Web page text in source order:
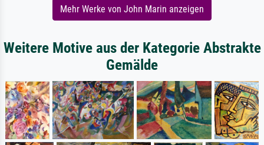
Mehr Werke von John Marin anzeigen
Weitere Motive aus der Kategorie Abstrakte
Gemälde